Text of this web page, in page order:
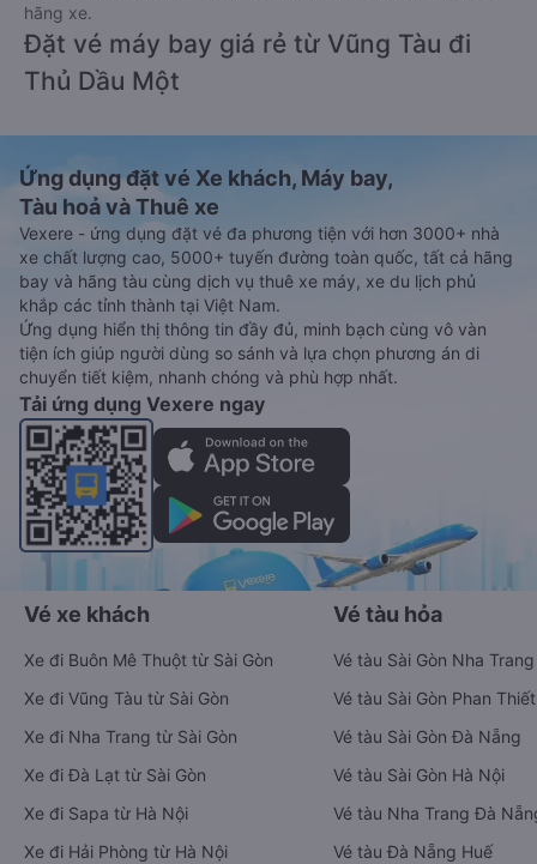
hãng xe.
Đặt vé máy bay giá rẻ từ Vũng Tàu đi
Thủ Dầu Một
Ứng dụng đặt vé Xe khách, Máy bay,
Tàu hoả và Thuê xe
Vexere - ứng dụng đặt vé đa phương tiện với hơn 3000+ nhà
xe chất lượng cao, 5000+ tuyến đường toàn quốc, tất cả hãng
bay và hãng tàu cùng dịch vụ thuê xe máy, xe du lịch phủ
khắp các tỉnh thành tại Việt Nam.
Ứng dụng hiển thị thông tin đầy đủ, minh bạch cùng vô vàn
tiện ích giúp người dùng so sánh và lựa chọn phương án di
chuyển tiết kiệm, nhanh chóng và phù hợp nhất.
Tải ứng dụng Vexere ngay
Vé xe khách
Xe đi Buôn Mê Thuột từ Sài Gòn
Xe đi Vũng Tàu từ Sài Gòn
Xe đi Nha Trang từ Sài Gòn
Xe đi Đà Lạt từ Sài Gòn
Xe đi Sapa từ Hà Nội
Xe đi Hải Phòng từ Hà Nội
Vé tàu hỏa
Vé tàu Sài Gòn Nha Trang
Vé tàu Sài Gòn Phan Thiết
Vé tàu Sài Gòn Đà Nẵng
Vé tàu Sài Gòn Hà Nội
Vé tàu Nha Trang Đà
Vé tàu Đà Nẵng Huế